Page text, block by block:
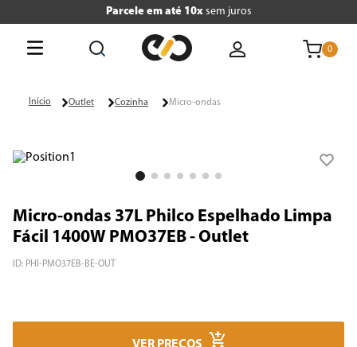
Parcele em até 10xsem juros
0
Outlet Cozinha Micro-ondas
Micro-ondas 37L Philco Espelhado Limpa
Fácil 1400W PMO37EB - Outlet
ID: PHI-PMO37EB-BE-OUT
VER PREÇOS
3º geladeira
4º microondas